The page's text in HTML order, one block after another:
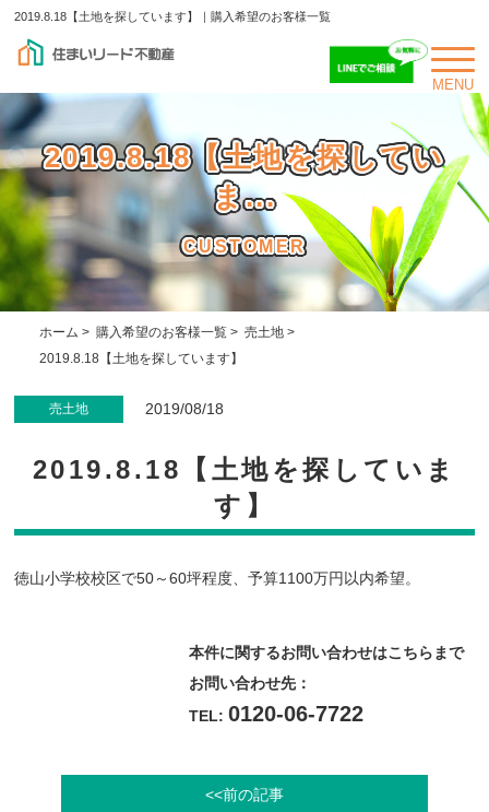
2019.8.18【土地を探しています】｜購入希望のお客様一覧
MENU
2019.8.18【土地を探してい
ま...
CUSTOMER
ホーム > 購入希望のお客様一覧 > 売土地 >
2019.8.18【土地を探しています】
売土地 2019/08/18
2019.8.18【土地を探していま
す】
徳山小学校校区で50～60坪程度、予算1100万円以内希望。
本件に関するお問い合わせはこちらまで
お問い合わせ先：
TEL: 0120-06-7722
<<前の記事